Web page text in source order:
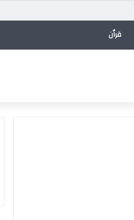
قراٌن